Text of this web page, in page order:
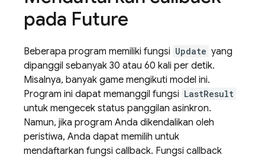
pada Future
Beberapa program memiliki fungsi Update yang
dipanggil sebanyak 30 atau 60 kali per detik.
Misalnya, banyak game mengikuti model ini.
Program ini dapat memanggil fungsi LastResult
untuk mengecek status panggilan asinkron.
Namun, jika program Anda dikendalikan oleh
peristiwa, Anda dapat memilih untuk
mendaftarkan fungsi callback. Fungsi callback